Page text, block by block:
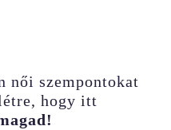
női szempontokat
hogy itt